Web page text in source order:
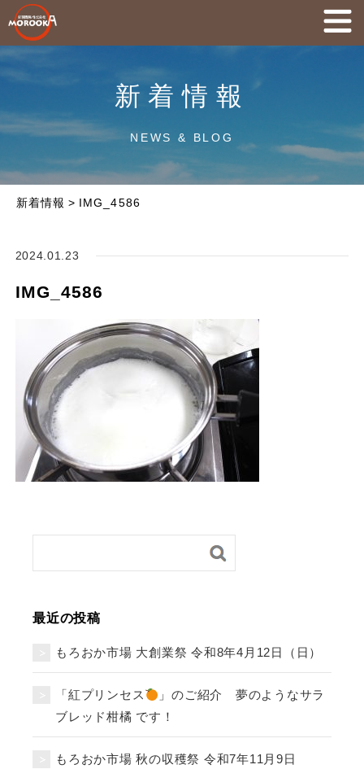
新着情報
NEWS & BLOG
新着情報 > IMG_4586
2024.01.23
IMG_4586
最近の投稿
もろおか市場 大創業祭 令和8年4月12日（日）
「紅プリンセス
」のご紹介 夢のようなサラ
ブレッド柑橘 です！
もろおか市場 秋の収穫祭 令和7年11月9日